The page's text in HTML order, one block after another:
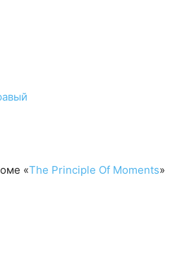
«The Principle Of Moments»